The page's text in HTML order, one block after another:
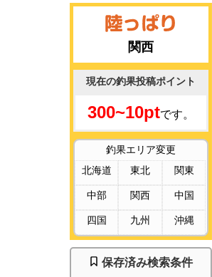
関西
現在の釣果投稿ポイント
300~10ptです。
釣果エリア変更
北海道
東北 関東
中部 関西 中国
四国 九州 沖縄
保存済み検索条件